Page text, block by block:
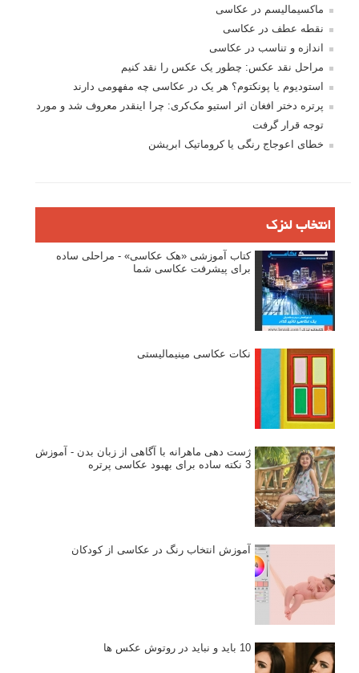
ماکسیمالیسم در عکاسی
نقطه عطف در عکاسی
اندازه و تناسب در عکاسی
مراحل نقد عکس: چطور یک عکس را نقد کنیم
استودیوم یا پونکتوم؟ هر یک در عکاسی چه مفهومی دارند
پرتره دختر افغان اثر استیو مک‌کری: چرا اینقدر معروف شد و مورد
توجه قرار گرفت
خطای اعوجاج رنگی یا کروماتیک ابریشن
انتخاب لنزک
کتاب آموزشی «هک عکاسی» - مراحلی ساده
برای پیشرفت عکاسی شما
نکات عکاسی مینیمالیستی
ژست دهی ماهرانه با آگاهی از زبان بدن - آموزش
3 نکته ساده برای بهبود عکاسی پرتره
آموزش انتخاب رنگ در عکاسی از کودکان
10 باید و نباید در روتوش عکس ها